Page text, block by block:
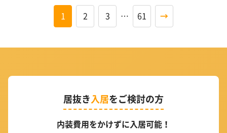
1 2 3 … 61 →
居抜き入居をご検討の方
内装費用をかけずに入居可能！